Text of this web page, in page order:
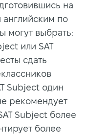
на
английским по
могут выбрать:
или SAT
сдать
Subject один
рекомендует
Subject более
более